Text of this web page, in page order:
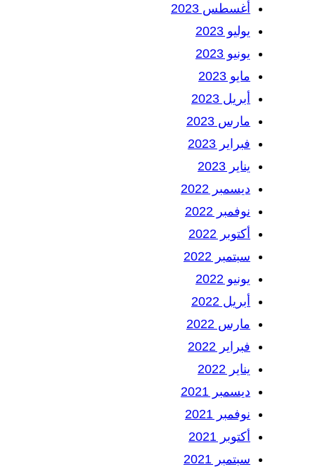
أغسطس 2023
يوليو 2023
يونيو 2023
مايو 2023
أبريل 2023
مارس 2023
فبراير 2023
يناير 2023
ديسمبر 2022
نوفمبر 2022
أكتوبر 2022
سبتمبر 2022
يونيو 2022
أبريل 2022
مارس 2022
فبراير 2022
يناير 2022
ديسمبر 2021
نوفمبر 2021
أكتوبر 2021
سبتمبر 2021